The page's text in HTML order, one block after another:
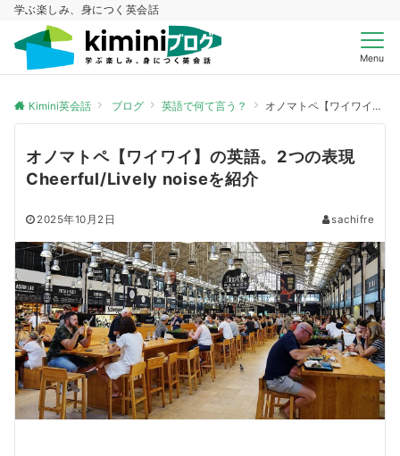
学ぶ楽しみ、身につく英会話
Menu
Kimini英会話 ブログ 英語で何て言う？ オノマトペ【ワイワイ】の英語。2つの表現Cheerful/Lively noiseを紹介
オノマトペ【ワイワイ】の英語。2つの表現
Cheerful/Lively noiseを紹介
2025年10月2日 sachifre